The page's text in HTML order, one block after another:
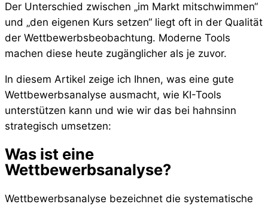
Der Unterschied zwischen „im Markt mitschwimmen“
und „den eigenen Kurs setzen“ liegt oft in der Qualität
der Wettbewerbsbeobachtung. Moderne Tools
machen diese heute zugänglicher als je zuvor.
In diesem Artikel zeige ich Ihnen, was eine gute
Wettbewerbsanalyse ausmacht, wie KI-Tools
unterstützen kann und wie wir das bei hahnsinn
strategisch umsetzen:
Was ist eine
Wettbewerbsanalyse?
Wettbewerbsanalyse bezeichnet die systematische